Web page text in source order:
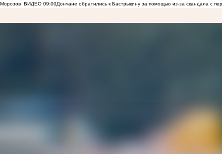
Морозов ВИДЕО 09:00Дончане обратились к Бастрыкину за помощью из-за скандала с